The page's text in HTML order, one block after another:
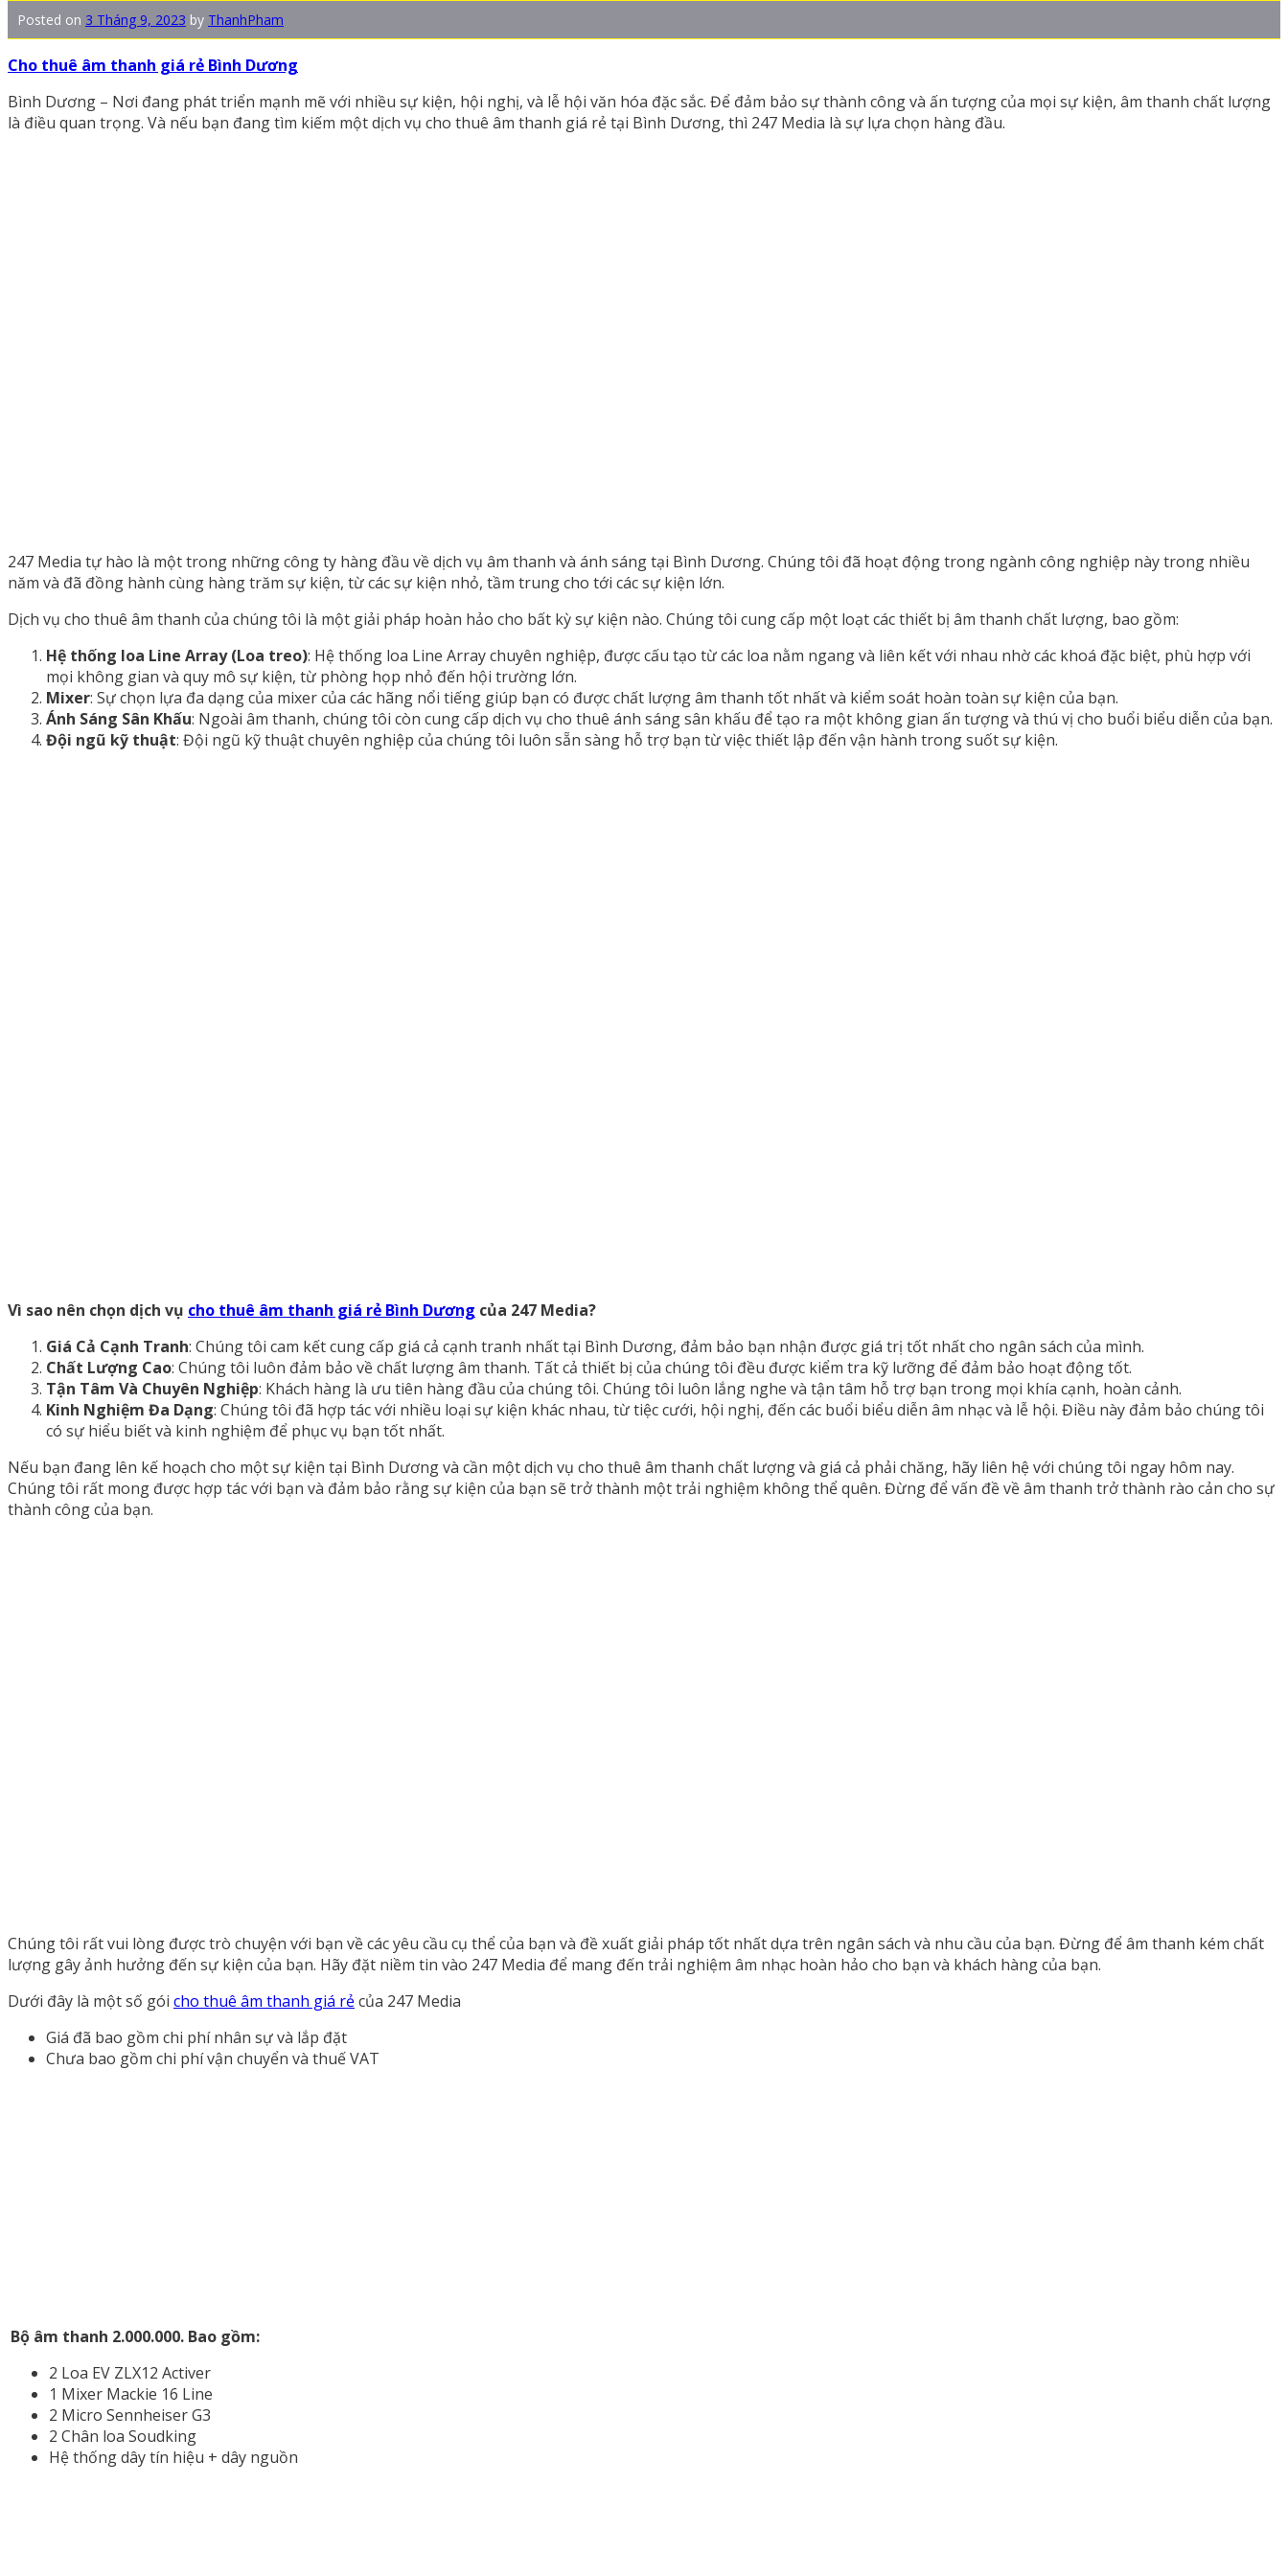
Posted on 3 Tháng 9, 2023 by ThanhPham
Cho thuê âm thanh giá rẻ Bình Dương
Bình Dương – Nơi đang phát triển mạnh mẽ với nhiều sự kiện, hội nghị, và lễ hội văn hóa đặc sắc. Để đảm bảo sự thành công và ấn tượng của mọi sự kiện, âm thanh chất lượng
là điều quan trọng. Và nếu bạn đang tìm kiếm một dịch vụ cho thuê âm thanh giá rẻ tại Bình Dương, thì 247 Media là sự lựa chọn hàng đầu.
247 Media tự hào là một trong những công ty hàng đầu về dịch vụ âm thanh và ánh sáng tại Bình Dương. Chúng tôi đã hoạt động trong ngành công nghiệp này trong nhiều
năm và đã đồng hành cùng hàng trăm sự kiện, từ các sự kiện nhỏ, tầm trung cho tới các sự kiện lớn.
Dịch vụ cho thuê âm thanh của chúng tôi là một giải pháp hoàn hảo cho bất kỳ sự kiện nào. Chúng tôi cung cấp một loạt các thiết bị âm thanh chất lượng, bao gồm:
Hệ thống loa Line Array (Loa treo): Hệ thống loa Line Array chuyên nghiệp, được cấu tạo từ các loa nằm ngang và liên kết với nhau nhờ các khoá đặc biệt, phù hợp với
mọi không gian và quy mô sự kiện, từ phòng họp nhỏ đến hội trường lớn.
Mixer: Sự chọn lựa đa dạng của mixer của các hãng nổi tiếng giúp bạn có được chất lượng âm thanh tốt nhất và kiểm soát hoàn toàn sự kiện của bạn.
Ánh Sáng Sân Khấu: Ngoài âm thanh, chúng tôi còn cung cấp dịch vụ cho thuê ánh sáng sân khấu để tạo ra một không gian ấn tượng và thú vị cho buổi biểu diễn của bạn.
Đội ngũ kỹ thuật: Đội ngũ kỹ thuật chuyên nghiệp của chúng tôi luôn sẵn sàng hỗ trợ bạn từ việc thiết lập đến vận hành trong suốt sự kiện.
Vì sao nên chọn dịch vụ cho thuê âm thanh giá rẻ Bình Dương của 247 Media?
Giá Cả Cạnh Tranh: Chúng tôi cam kết cung cấp giá cả cạnh tranh nhất tại Bình Dương, đảm bảo bạn nhận được giá trị tốt nhất cho ngân sách của mình.
Chất Lượng Cao: Chúng tôi luôn đảm bảo về chất lượng âm thanh. Tất cả thiết bị của chúng tôi đều được kiểm tra kỹ lưỡng để đảm bảo hoạt động tốt.
Tận Tâm Và Chuyên Nghiệp: Khách hàng là ưu tiên hàng đầu của chúng tôi. Chúng tôi luôn lắng nghe và tận tâm hỗ trợ bạn trong mọi khía cạnh, hoàn cảnh.
Kinh Nghiệm Đa Dạng: Chúng tôi đã hợp tác với nhiều loại sự kiện khác nhau, từ tiệc cưới, hội nghị, đến các buổi biểu diễn âm nhạc và lễ hội. Điều này đảm bảo chúng tôi
có sự hiểu biết và kinh nghiệm để phục vụ bạn tốt nhất.
Nếu bạn đang lên kế hoạch cho một sự kiện tại Bình Dương và cần một dịch vụ cho thuê âm thanh chất lượng và giá cả phải chăng, hãy liên hệ với chúng tôi ngay hôm nay.
Chúng tôi rất mong được hợp tác với bạn và đảm bảo rằng sự kiện của bạn sẽ trở thành một trải nghiệm không thể quên. Đừng để vấn đề về âm thanh trở thành rào cản cho sự
thành công của bạn.
Chúng tôi rất vui lòng được trò chuyện với bạn về các yêu cầu cụ thể của bạn và đề xuất giải pháp tốt nhất dựa trên ngân sách và nhu cầu của bạn. Đừng để âm thanh kém chất
lượng gây ảnh hưởng đến sự kiện của bạn. Hãy đặt niềm tin vào 247 Media để mang đến trải nghiệm âm nhạc hoàn hảo cho bạn và khách hàng của bạn.
Dưới đây là một số gói cho thuê âm thanh giá rẻcủa 247 Media
Giá đã bao gồm chi phí nhân sự và lắp đặt
Chưa bao gồm chi phí vận chuyển và thuế VAT
Bộ âm thanh 2.000.000. Bao gồm:
2 Loa EV ZLX12 Activer
1 Mixer Mackie 16 Line
2 Micro Sennheiser G3
2 Chân loa Soudking
Hệ thống dây tín hiệu + dây nguồn